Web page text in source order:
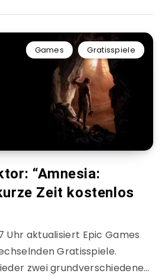
Games Gratisspiele
“Amnesia:
Zeit kostenlos
Uhr aktualisiert Epic Games
Gratisspiele.
zwei grundverschiedene…